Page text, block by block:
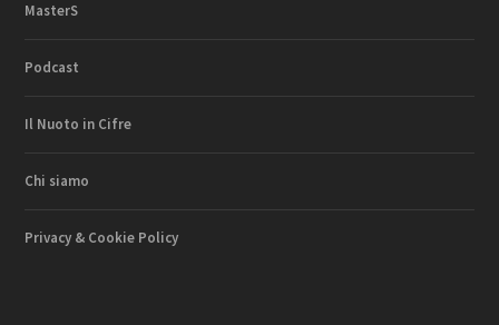
MasterS
Podcast
Il Nuoto in Cifre
Chi siamo
Privacy & Cookie Policy